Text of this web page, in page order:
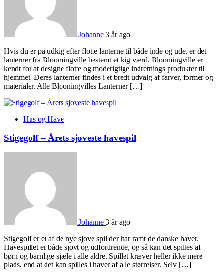
Johanne 3 år ago
Hvis du er på udkig efter flotte lanterne til både inde og ude, er det
lanterner fra Bloomingville bestemt et kig værd. Bloomingville er
kendt for at designe flotte og moderigtige indretnings produkter til
hjemmet. Deres lanterner findes i et bredt udvalg af farver, former og
materialer. Alle Blooningvilles Lanterner […]
Hus og Have
Stigegolf – Årets sjoveste havespil
Johanne 3 år ago
Stigegolf er et af de nye sjove spil der har ramt de danske haver.
Havespillet er både sjovt og udfordrende, og så kan det spilles af
børn og barnlige sjæle i alle aldre. Spillet kræver heller ikke mere
plads, end at det kan spilles i haver af alle størrelser. Selv […]